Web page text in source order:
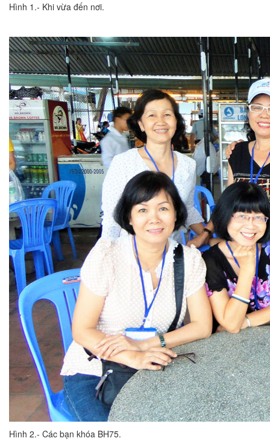
Hình 1.- Khi vừa đến nơi.
Hình 2.- Các bạn khóa BH75.